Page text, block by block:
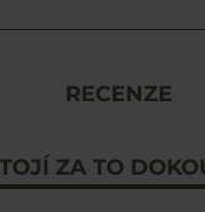
RECENZE
ZA TO